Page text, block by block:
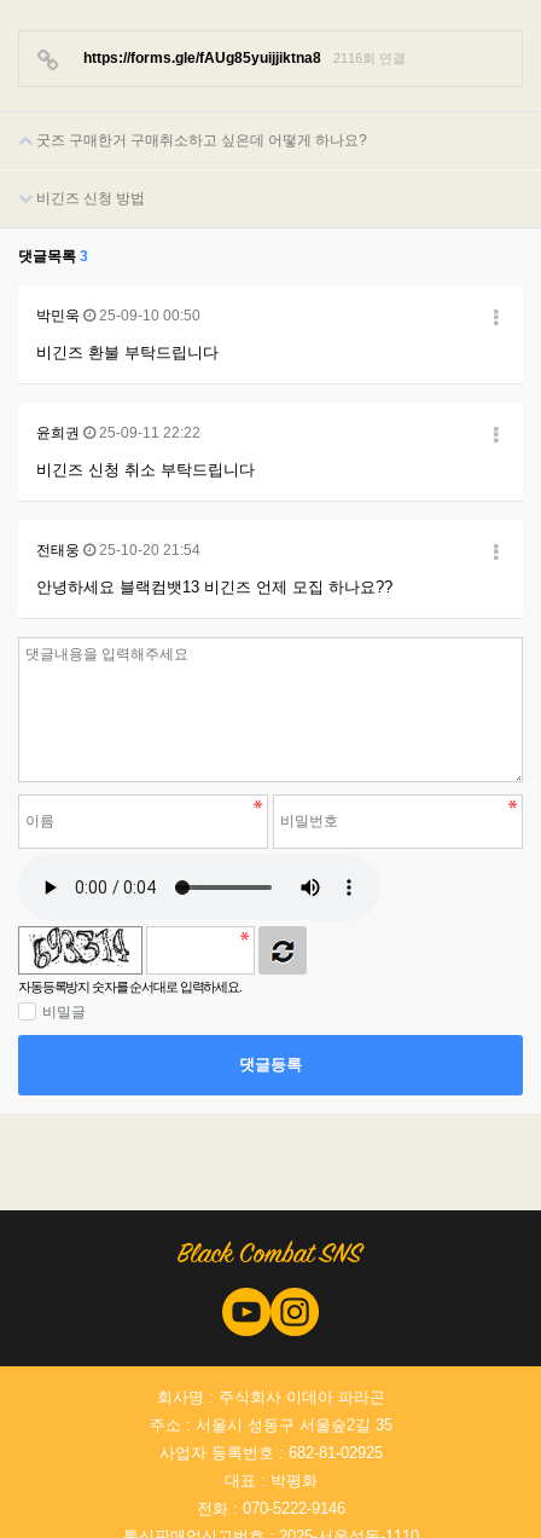
https://forms.gle/fAUg85yuijjiktna8 2116회 연결
굿즈 구매한거 구매취소하고 싶은데 어떻게 하나요?
비긴즈 신청 방법
댓글목록 3
박민욱 25-09-10 00:50
비긴즈 환불 부탁드립니다
윤희권 25-09-11 22:22
비긴즈 신청 취소 부탁드립니다
전태웅 25-10-20 21:54
안녕하세요 블랙컴뱃13 비긴즈 언제 모집 하나요??
자동등록방지 숫자를 순서대로 입력하세요.
비밀글
댓글등록
회사명 : 주식회사 이데아 파라곤
주소 : 서울시 성동구 서울숲2길 35
사업자 등록번호 : 682-81-02925
대표 : 박평화
전화 : 070-5222-9146